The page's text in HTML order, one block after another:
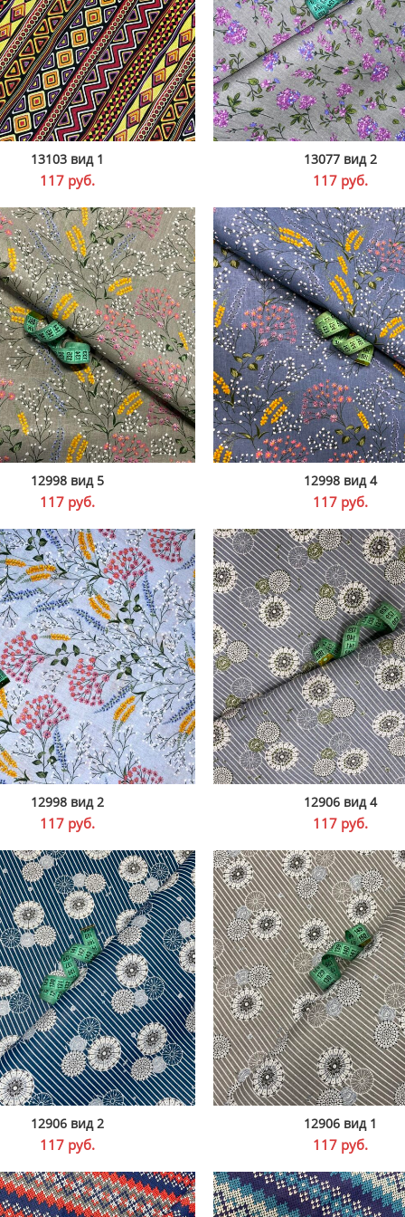
В КОРЗИНУ
13103 вид 1
117 руб.
В КОРЗИНУ
13077 вид 2
117 руб.
В КОРЗИНУ
12998 вид 5
117 руб.
В КОРЗИНУ
12998 вид 4
117 руб.
В КОРЗИНУ
12998 вид 2
117 руб.
В КОРЗИНУ
12906 вид 4
117 руб.
В КОРЗИНУ
12906 вид 2
117 руб.
В КОРЗИНУ
12906 вид 1
117 руб.